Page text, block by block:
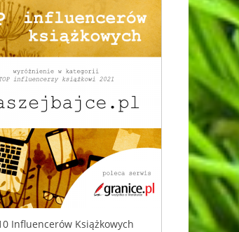
Influencerów Książkowych